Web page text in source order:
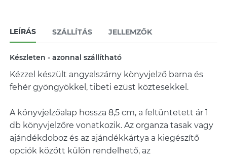
LEÍRÁS SZÁLLÍTÁS JELLEMZŐK
Készleten - azonnal szállítható
Kézzel készült angyalszárny könyvjelző barna és
fehér gyöngyökkel, tibeti ezüst köztesekkel.
A könyvjelzőalap hossza 8,5 cm, a feltüntetett ár 1
db könyvjelzőre vonatkozik. Az organza tasak vagy
ajándékdoboz és az ajándékkártya a kiegészítő
opciók között külön rendelhető, az